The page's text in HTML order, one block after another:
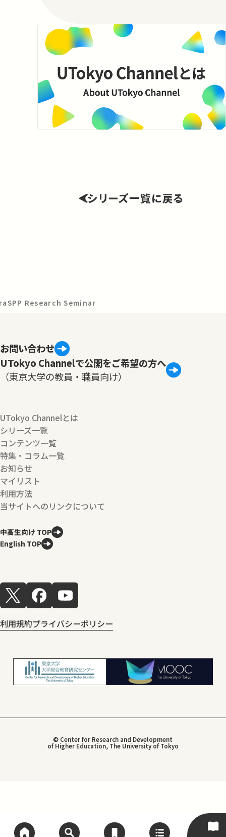
シリーズ一覧に戻る
Research Seminar
お問い合わせ
UTokyo Channelで公開をご希望の方へ
（東京大学の教員・職員向け）
UTokyo Channelとは
シリーズ一覧
コンテンツ一覧
特集・コラム一覧
お知らせ
マイリスト
利用方法
当サイトへのリンクについて
中高生向け TOP
English TOP
利用規約プライバシーポリシー
© Center for Research and Development
of Higher Education, The University of Tokyo